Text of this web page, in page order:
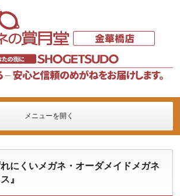
メニューを開く
販売記 価格に関するご案内
にくいメガネ・オーダメイドメガネ
ス』